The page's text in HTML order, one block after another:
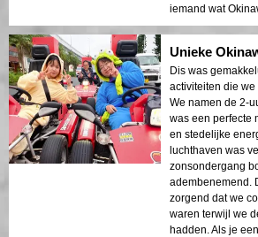
iemand wat
Unieke
Dis was
activiteiten die
We namen de 2-
was een perfecte
en stedelijke
luchthaven was
zonsondergang
adembenemend.
zorgend dat we
waren terwijl we
hadden. Als je